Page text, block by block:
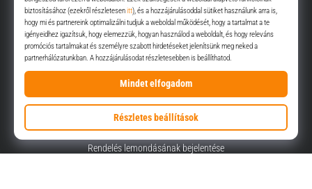
HUF - Magyarország (Magyar)
info@top4sport.hu
Rendelés lemondásának bejelentése